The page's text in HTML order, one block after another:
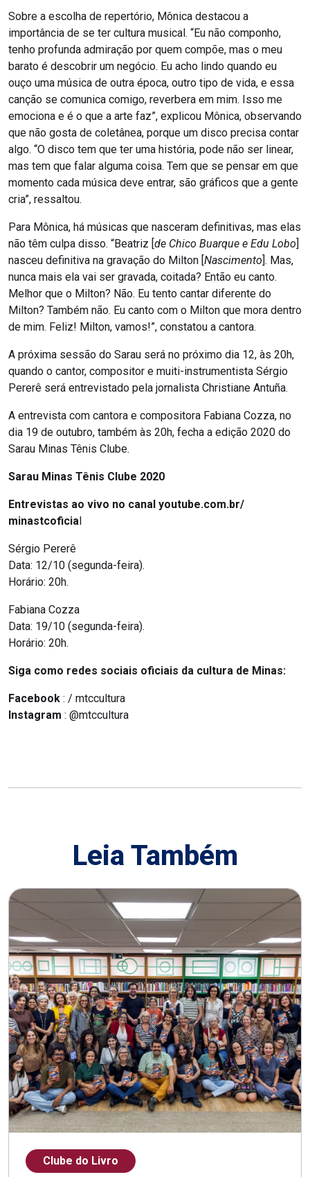
Sobre a escolha de repertório, Mônica destacou a
importância de se ter cultura musical. “Eu não componho,
tenho profunda admiração por quem compõe, mas o meu
barato é descobrir um negócio. Eu acho lindo quando eu
ouço uma música de outra época, outro tipo de vida, e essa
canção se comunica comigo, reverbera em mim. Isso me
emociona e é o que a arte faz”, explicou Mônica, observando
que não gosta de coletânea, porque um disco precisa contar
algo. “O disco tem que ter uma história, pode não ser linear,
mas tem que falar alguma coisa. Tem que se pensar em que
momento cada música deve entrar, são gráficos que a gente
cria”, ressaltou.
Para Mônica, há músicas que nasceram definitivas, mas elas
não têm culpa disso. “Beatriz [ de Chico Buarque e Edu Lobo
nasceu definitiva na gravação do Milton [ Nascimento ]. Mas,
nunca mais ela vai ser gravada, coitada? Então eu canto.
Melhor que o Milton? Não. Eu tento cantar diferente do
Milton? Também não. Eu canto com o Milton que mora dentro
de mim. Feliz! Milton, vamos!”, constatou a cantora.
A próxima sessão do Sarau será no próximo dia 12, às 20h,
quando o cantor, compositor e muiti-instrumentista Sérgio
Pererê será entrevistado pela jornalista Christiane Antuña.
A entrevista com cantora e compositora Fabiana Cozza, no
dia 19 de outubro, também às 20h, fecha a edição 2020 do
Sarau Minas Tênis Clube.
Sarau Minas Tênis Clube 2020
Entrevistas ao vivo no canal youtube.com.br/
minastcoficia
Sérgio Pererê
Data: 12/10 (segunda-feira).
Horário: 20h.
Fabiana Cozza
Data: 19/10 (segunda-feira).
Horário: 20h.
Siga como redes sociais oficiais da cultura de Minas:
Facebook : / mtccultura
Instagram : @mtccultura
Leia Também
Clube do Livro